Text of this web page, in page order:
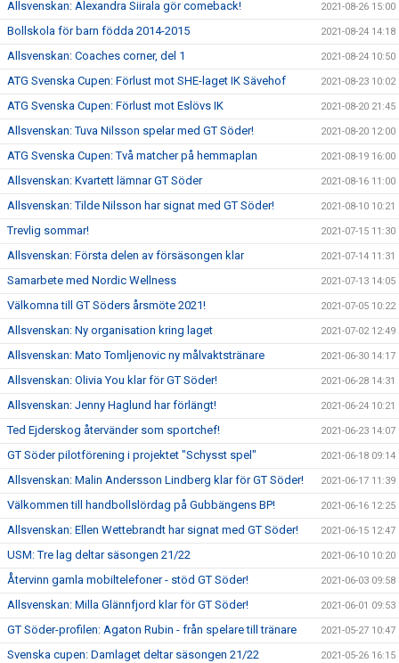
Allsvenskan: Alexandra Siirala gör comeback! 2021-08-26 15:00
Bollskola för barn födda 2014-2015 2021-08-24 14:18
Allsvenskan: Coaches corner, del 1 2021-08-24 10:50
ATG Svenska Cupen: Förlust mot SHE-laget IK Sävehof 2021-08-23 10:02
ATG Svenska Cupen: Förlust mot Eslövs IK 2021-08-20 21:45
Allsvenskan: Tuva Nilsson spelar med GT Söder! 2021-08-20 12:00
ATG Svenska Cupen: Två matcher på hemmaplan 2021-08-19 16:00
Allsvenskan: Kvartett lämnar GT Söder 2021-08-16 11:00
Allsvenskan: Tilde Nilsson har signat med GT Söder! 2021-08-10 10:21
Trevlig sommar! 2021-07-15 11:30
Allsvenskan: Första delen av försäsongen klar 2021-07-14 11:31
Samarbete med Nordic Wellness 2021-07-13 14:05
Välkomna till GT Söders årsmöte 2021! 2021-07-05 10:22
Allsvenskan: Ny organisation kring laget 2021-07-02 12:49
Allsvenskan: Mato Tomljenovic ny målvaktstränare 2021-06-30 14:17
Allsvenskan: Olivia You klar för GT Söder! 2021-06-28 14:31
Allsvenskan: Jenny Haglund har förlängt! 2021-06-24 10:21
Ted Ejderskog återvänder som sportchef! 2021-06-23 14:07
GT Söder pilotförening i projektet "Schysst spel" 2021-06-18 09:14
Allsvenskan: Malin Andersson Lindberg klar för GT Söder! 2021-06-17 11:39
Välkommen till handbollslördag på Gubbängens BP! 2021-06-16 12:25
Allsvenskan: Ellen Wettebrandt har signat med GT Söder! 2021-06-15 12:47
USM: Tre lag deltar säsongen 21/22 2021-06-10 10:20
Återvinn gamla mobiltelefoner - stöd GT Söder! 2021-06-03 09:58
Allsvenskan: Milla Glännfjord klar för GT Söder! 2021-06-01 09:53
GT Söder-profilen: Agaton Rubin - från spelare till tränare 2021-05-27 10:47
Svenska cupen: Damlaget deltar säsongen 21/22 2021-05-26 16:15